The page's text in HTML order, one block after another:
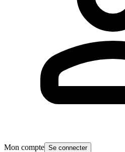
Mon compte Se connecter